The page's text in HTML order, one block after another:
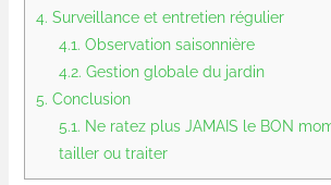
4. Surveillance et entretien régulier
4.1. Observation saisonnière
4.2. Gestion globale du jardin
5. Conclusion
5.1. Ne ratez plus JAMAIS le BON
tailler ou traiter